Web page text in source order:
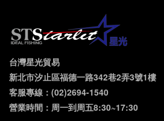
台灣星光貿易
新北市汐止區福德一路342巷2弄3號1樓
客服專線：(02)2694-1540
營業時間：周一到周五8:30~17:30